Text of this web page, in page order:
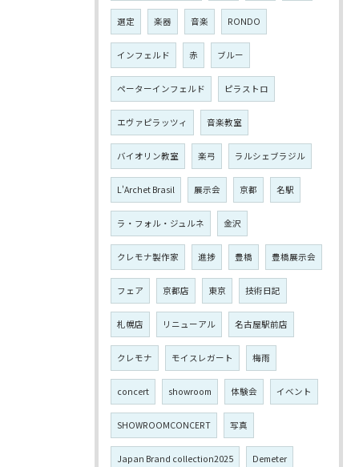
選定 楽器 音楽 RONDO
インフェルド 赤 ブルー
ペーターインフェルド ピラストロ
エヴァピラッツィ 音楽教室
バイオリン教室 楽弓 ラルシェブラジル
L'Archet Brasil 展示会 京都 名駅
ラ・フォル・ジュルネ 金沢
クレモナ製作家 進捗 豊橋 豊橋展示会
フェア 京都店 東京 技術日記
札幌店 リニューアル 名古屋駅前店
クレモナ モイスレガート 梅雨
concert showroom 体験会 イベント
SHOWROOMCONCERT 写真
Japan Brand collection2025 Demeter